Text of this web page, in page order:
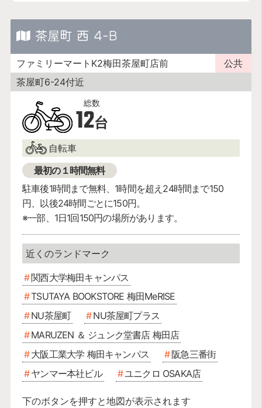
茶屋町 西 4-B
ファミリーマートK2梅田茶屋町店前
公共
茶屋町6-24付近
12台
自転車
最初の１時間無料
駐車後1時間まで無料、1時間を超え24時間まで150
円、以後24時間ごとに150円。
※一部、1日1回150円の場所があります。
関西大学梅田キャンパス
TSUTAYA BOOKSTORE 梅田MeRISE
NU茶屋町
NU茶屋町プラス
MARUZEN ＆ ジュンク堂書店 梅田店
大阪工業大学 梅田キャンパス
阪急三番街
ヤンマー本社ビル
ユニクロ OSAKA店
下のボタンを押すと地図が表示されます